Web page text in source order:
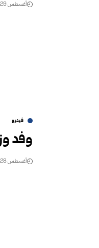
أغسطس 29, 2025
فيديو
وفد
أغسطس 28, 2025